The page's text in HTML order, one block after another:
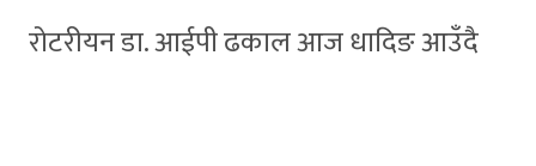
रोटरीयन डा. आईपी ढकाल आज धादिङ आउँदै